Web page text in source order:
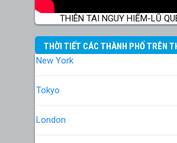
THIÊN TAI NGUY HIỂM-LŨ
THỜI TIẾT CÁC THÀNH PHỐ TRÊN
New York
Tokyo
London